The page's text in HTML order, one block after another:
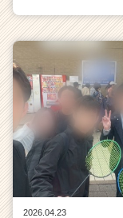
2026.04.23